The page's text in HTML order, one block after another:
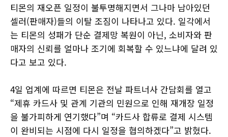
티몬의 재오픈 일정이 불투명해지면서 그나마 남아있던
셀러(판매자)들의 이탈 조짐이 나타나고 있다. 일각에서
는 티몬의 성패가 단순 결제망 복원이 아닌, 소비자와 판
매자의 신뢰를 얼마나 조기에 회복할 수 있느냐에 달려 있
다고 보고 있다.
4일 업계에 따르면 티몬은 전날 파트너사 간담회를 열고
“제휴 카드사 및 관계 기관의 민원으로 인해 재개장 일정
을 불가피하게 연기했다”며 “카드사 합류로 결제 시스템
이 완비되는 시점에 다시 일정을 협의하겠다”고 밝혔다.